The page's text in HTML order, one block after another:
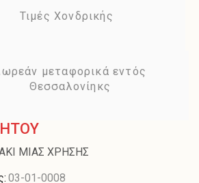
Τιμές Χονδρικής
μεταφορικά εντός
Θεσσαλονίηκς
ΜΙΑΣ ΧΡΗΣΗΣ
03-01-0008